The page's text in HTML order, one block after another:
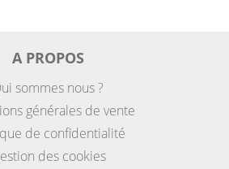
A PROPOS
sommes nous ?
générales de vente
de confidentialité
des cookies